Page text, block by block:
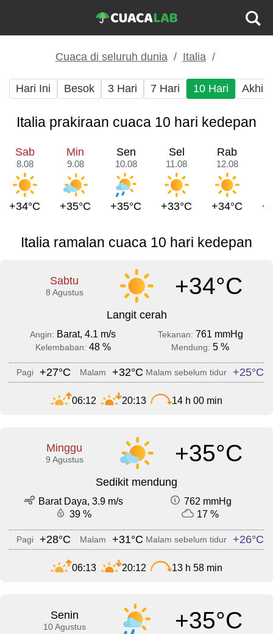
Cuaca di seluruh dunia Italia
Hari Ini Besok 3 Hari 7 Hari 10 Hari Akhir
Italia prakiraan cuaca 10 hari kedepan
Sab
8.08
+34°C
Min
9.08
+35°C
Sen
10.08
+35°C
Sel
11.08
+33°C
Rab
12.08
+34°C
Italia ramalan cuaca 10 hari kedepan
Sabtu
8 Agustus +34°C
Langit cerah
Angin: Barat, 4.1 m/s Tekanan: 761 mmHg
Kelembaban: 48 % Mendung: 5 %
Pagi +27°C Malam +32°C Malam sebelum tidur +25°C
06:12 20:13 14 h 00 min
Minggu
9 Agustus +35°C
Sedikit mendung
Barat Daya, 3.9 m/s
762 mmHg
39 %
17 %
Pagi +28°C Malam +31°C Malam sebelum tidur +26°C
06:13 20:12 13 h 58 min
Senin
10 Agustus +35°C